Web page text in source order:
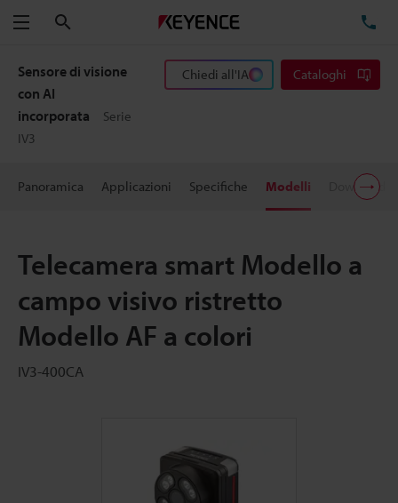
Menu
Sensore di visione
con AI
incorporata
Serie
IV3
Chiedi all'IA Cataloghi
Panoramica Applicazioni Specifiche Modelli Download
Telecamera smart Modello a
campo visivo ristretto
Modello AF a colori
IV3-400CA